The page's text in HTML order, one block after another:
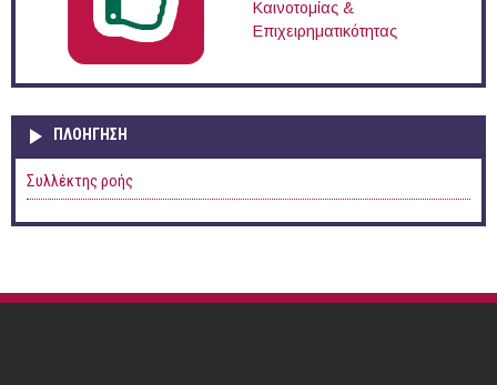
Καινοτομίας &
Επιχειρηματικότητας
ΠΛΟΉΓΗΣΗ
Συλλέκτης ροής